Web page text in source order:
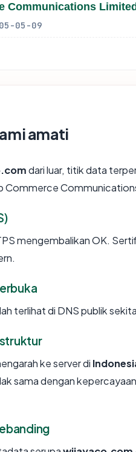
Communications Limited
05-09
amati
dari luar, titik data
Commerce
mengembalikan OK.
terlihat di DNS publik
ke server di
sama dengan